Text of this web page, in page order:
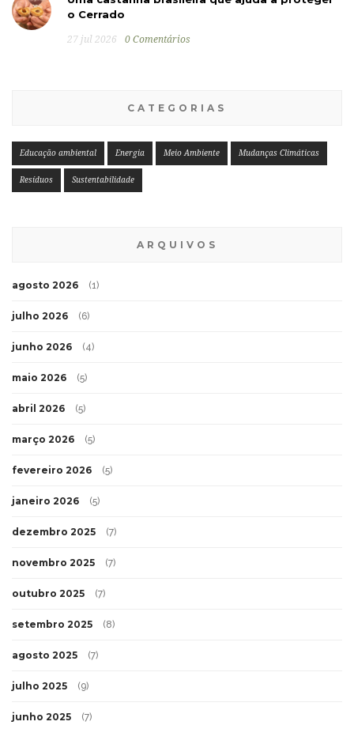
o Cerrado
27 jul 2026 0 Comentários
CATEGORIAS
Educação ambiental Energia Meio Ambiente Mudanças Climáticas
Resíduos Sustentabilidade
ARQUIVOS
agosto 2026 (1)
julho 2026 (6)
junho 2026 (4)
maio 2026 (5)
abril 2026 (5)
março 2026 (5)
fevereiro 2026 (5)
janeiro 2026 (5)
dezembro 2025 (7)
novembro 2025 (7)
outubro 2025 (7)
setembro 2025 (8)
agosto 2025 (7)
julho 2025 (9)
junho 2025 (7)